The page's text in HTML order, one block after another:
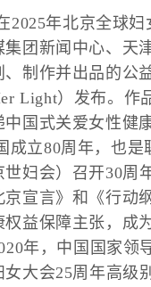
2025年北京全球妇
集团新闻中心、天
制作并出品的公
Light）发布。作
国式关爱女性健
成立80周年，也是
妇会）召开30周
京宣言》和《行动
益保障主张，成
年，中国国家领
大会25周年高级